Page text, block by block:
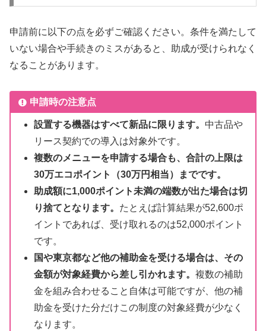
申請前に以下の点を必ずご確認ください。条件を満たして
いない場合や手続きのミスがあると、助成が受けられなく
なることがあります。
申請時の注意点
設置する機器はすべて新品に限ります。 中古品や
リース契約での導入は対象外です。
複数のメニューを申請する場合も、合計の上限は
30万エコポイント（30万円相当）までです。
助成額に1,000ポイント未満の端数が出た場合は切
り捨てとなります。 たとえば計算結果が52,600ポ
イントであれば、受け取れるのは52,000ポイント
です。
国や東京都など他の補助金を受ける場合は、その
金額が対象経費から差し引かれます。 複数の補助
金を組み合わせること自体は可能ですが、他の補
助金を受けた分だけこの制度の対象経費が少なく
なります。